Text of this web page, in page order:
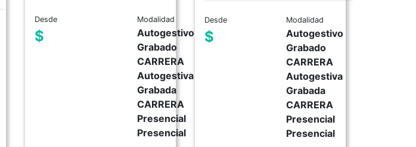
Desde
$
Modalidad
Autogestivo
Grabado
CARRERA
Autogestiva
Grabada
CARRERA
Presencial
Presencial
Desde
$
Modalidad
Autogestivo
Grabado
CARRERA
Autogestiva
Grabada
CARRERA
Presencial
Presencial